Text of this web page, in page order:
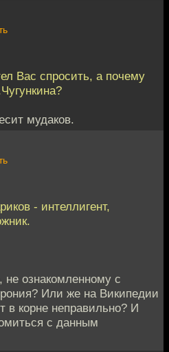
Вас спросить, а почему
мудаков.
- интеллигент,
ознакомленному с
Или же на Википедии
в корне неправильно? И
с данным